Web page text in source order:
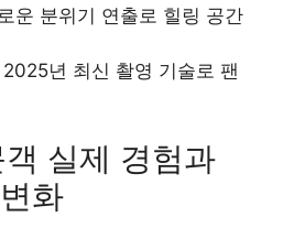
운 분위기 연출로 힐링 공간
년 최신 촬영 기술로 팬
실제 경험과
화